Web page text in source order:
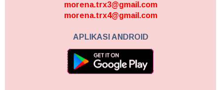
morena.trx3@gmail.com
morena.trx4@gmail.com
APLIKASI ANDROID